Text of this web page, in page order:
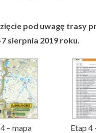
pod uwagę trasy
sierpnia 2019 roku.
– mapa Etap 4